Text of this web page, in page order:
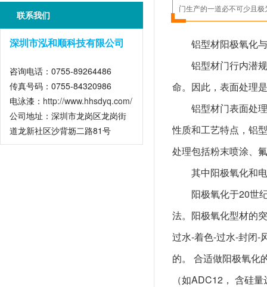
联系我们
深圳市泓和顺科技有限公司
咨询电话：0755-89264486
传真号码：0755-84320986
电泳漆： http://www.hhsdyq.com/
公司地址：深圳市龙岗区龙岗街
道龙新社区沙背坜二路81号
门生产的一道必不可少且
铝型材阳极氧化
铝型材门行内潜
命。因此，表面处理
铝型材门表面处
性质和工艺特点，铝
处理包括粉末喷涂、
其中阳极氧化和
阳极氧化于20世
法。阳极氧化型材的
过水-着色-过水-封闭-
的。 合适做阳极氧化
（如ADC12， 含硅